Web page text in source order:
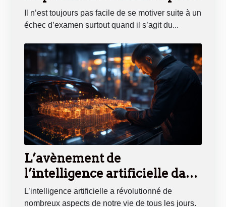
un échec ?
Il n’est toujours pas facile de se motiver suite à un
échec d’examen surtout quand il s’agit du...
L’avènement de
l’intelligence artificielle dans
l’automobile
L’intelligence artificielle a révolutionné de
nombreux aspects de notre vie de tous les jours.